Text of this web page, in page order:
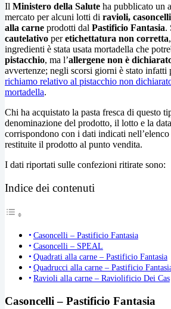
Il Ministero della Salute ha pubblicato un
mercato per alcuni lotti di ravioli,
alla carne prodotti dal Pastificio Fantasia.
cautelativo peretichettatura non corretta
ingredienti è stata usata mortadella che
pistacchio, ma l’allergene non è
avvertenze; negli scorsi giorni è stato
richiamo relativo al pistacchio non
mortadella.
Chi ha acquistato la pasta fresca di questo
denominazione del prodotto, il lotto e la
corrispondono con i dati indicati nell’elenco
restituite il prodotto al punto vendita.
I dati riportati sulle confezioni ritirate sono:
Indice dei contenuti
Casoncelli – Pastificio Fantasia
Casoncelli – SPEAL
Quadrati alla carne – Pastificio Fantasia
Quadrucci alla carne – Pastificio
Ravioli alla carne – Raviolificio Dei Cas
Casoncelli – Pastificio Fantasia